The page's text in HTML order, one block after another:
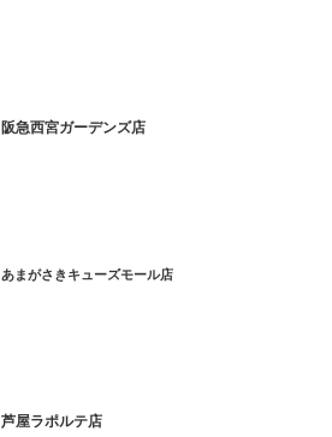
阪急西宮ガーデンズ店
あまがさきキューズモール店
芦屋ラポルテ店